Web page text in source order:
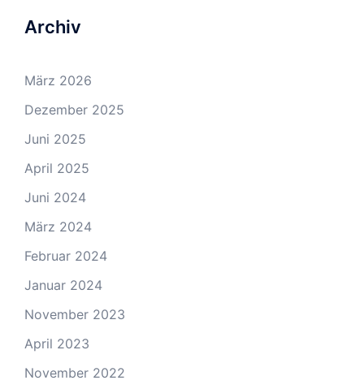
Archiv
März 2026
Dezember 2025
Juni 2025
April 2025
Juni 2024
März 2024
Februar 2024
Januar 2024
November 2023
April 2023
November 2022